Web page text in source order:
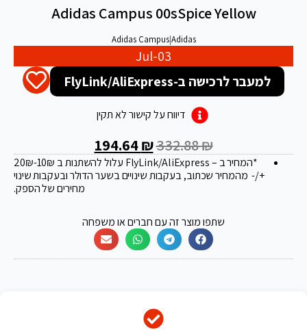
Adidas Campus 00sSpice Yellow
Adidas
|
Adidas Campus
Jul-03
למעבר לרכישה ב-FlyLink/AliExpress
דיווח על קישור לא תקין
332.88₪
194.64₪
*המחיר ב – FlyLink/AliExpress עלול להשתנות ב 20 ₪-10₪
+/- מהמחיר שכתוב, בעקבות שינויים בשער הדולר ובעקבות שינוי
מחירים של הספק.
שתפו מוצר זה עם חברים או משפחה